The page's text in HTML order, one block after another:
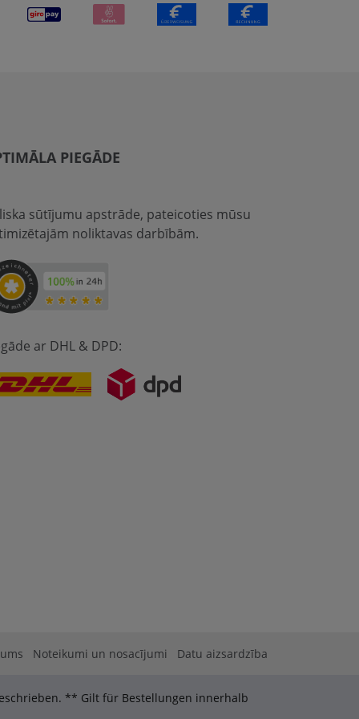
PIEGĀDE
sūtījumu apstrāde, pateicoties mūsu
noliktavas darbībām.
ar DHL & DPD:
Noteikumi un nosacījumi Datu aizsardzība
** Gilt für Bestellungen innerhalb